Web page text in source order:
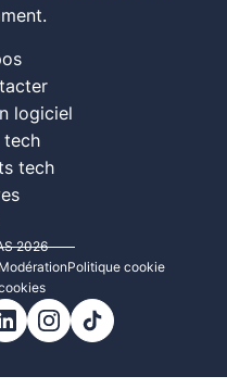
logiciel
tech
tech
2026
ModérationPolitique cookie